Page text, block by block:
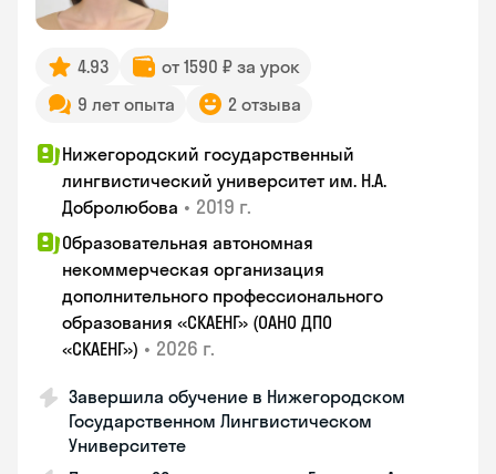
4.93
от 1590 ₽ за урок
9 лет опыта
2 отзыва
Нижегородский государственный
лингвистический университет им. Н.А.
Добролюбова • 2019 г.
Образовательная автономная
некоммерческая организация
дополнительного профессионального
образования «СКАЕНГ» (ОАНО ДПО
«СКАЕНГ») • 2026 г.
Завершила обучение в Нижегородском
Государственном Лингвистическом
Университете